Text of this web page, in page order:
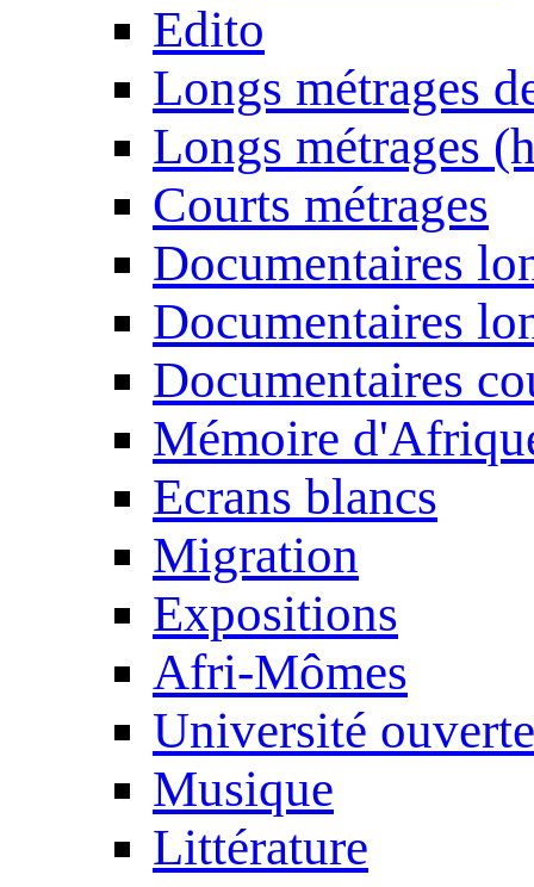
Edito
Longs métrages
Longs métrages
Courts métrages
Documentaires
Documentaires
Documentaires
Mémoire
Ecrans blancs
Migration
Expositions
Afri-Mômes
Université ouverte
Musique
Littérature